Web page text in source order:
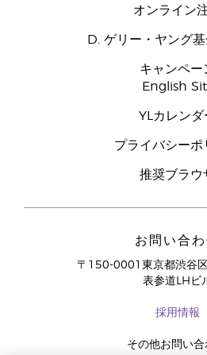
オンライン
D. ゲリー・ヤング基
キャンペー
English
YLカレンダ
プライバシーポ
推奨ブラウ
お問い合
〒150-0001東京都渋谷
表参道LHビ
採用情報
その他お問い合